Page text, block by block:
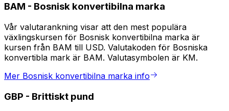
BAM - Bosnisk konvertibilna marka
Vår valutarankning visar att den mest populära
växlingskursen för Bosnisk konvertibilna marka är
kursen från BAM till USD. Valutakoden för Bosniska
konvertibla mark är BAM. Valutasymbolen är KM.
Mer Bosnisk konvertibilna marka info
GBP - Brittiskt pund